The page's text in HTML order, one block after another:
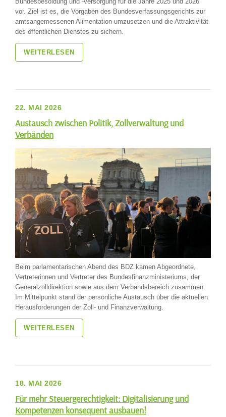
vor. Ziel ist es, die Vorgaben des Bundesverfassungsgerichts zur
amtsangemessenen Alimentation umzusetzen und die Attraktivität
des öffentlichen Dienstes zu sichern.
WEITERLESEN
22. MAI 2026
Austausch zwischen Politik, Zollverwaltung und
Verbänden
Beim parlamentarischen Abend des BDZ kamen Abgeordnete,
Vertreterinnen und Vertreter des Bundesfinanzministeriums, der
Generalzolldirektion sowie aus dem Verbandsbereich zusammen.
Im Mittelpunkt stand der persönliche Austausch über die aktuellen
Herausforderungen der Zoll- und Finanzverwaltung.
WEITERLESEN
18. MAI 2026
Für mehr Steuergerechtigkeit: Digitalisierung und
Kompetenzen konsequent ausbauen!